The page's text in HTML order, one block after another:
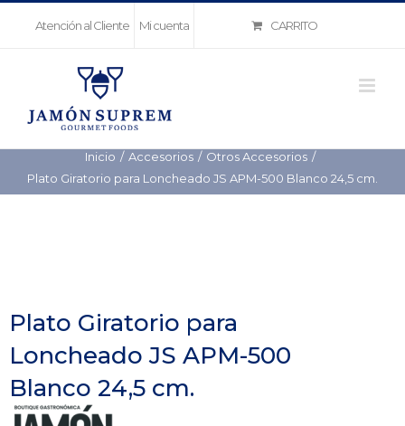
Atención al Cliente Mi cuenta CARRITO
Inicio Accesorios
Otros Accesorios
Plato Giratorio para Loncheado JS APM-500 Blanco 24,5 cm.
Plato Giratorio para
Loncheado JS APM-500
Blanco 24,5 cm.